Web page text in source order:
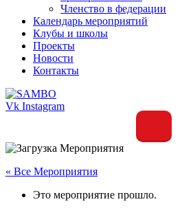
Членство в федерации
Календарь мероприятий
Клубы и школы
Проекты
Новости
Контакты
Vk Instagram
« Все Мероприятия
Это мероприятие прошло.